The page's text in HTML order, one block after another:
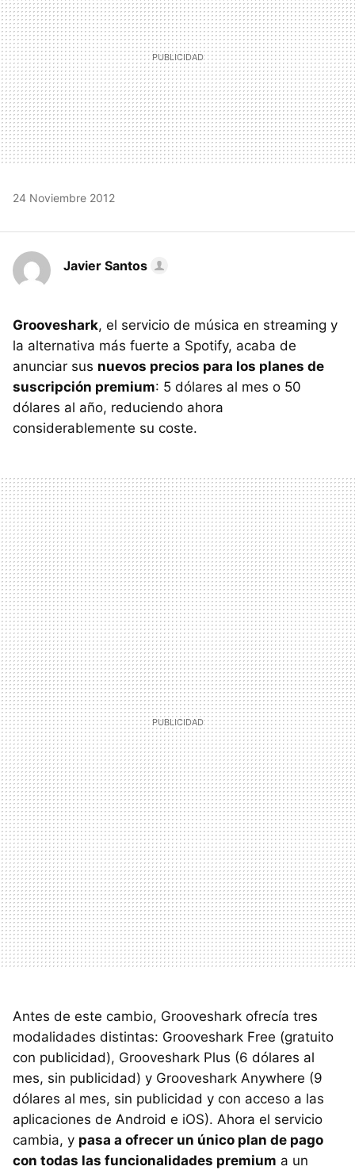
24 Noviembre 2012
Javier Santos
Grooveshark, el servicio de música en streaming y
la alternativa más fuerte a Spotify, acaba de
anunciar sus nuevos precios para los planes de
suscripción premium: 5 dólares al mes o 50
dólares al año, reduciendo ahora
considerablemente su coste.
Antes de este cambio, Grooveshark ofrecía tres
modalidades distintas: Grooveshark Free (gratuito
con publicidad), Grooveshark Plus (6 dólares al
mes, sin publicidad) y Grooveshark Anywhere (9
dólares al mes, sin publicidad y con acceso a las
aplicaciones de Android e iOS). Ahora el servicio
cambia, y pasa a ofrecer un único plan de pago
con todas las funcionalidades premium a un